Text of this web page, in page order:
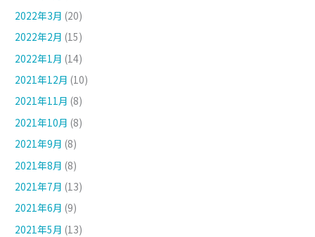
2022年3月 (20)
2022年2月 (15)
2022年1月 (14)
2021年12月 (10)
2021年11月 (8)
2021年10月 (8)
2021年9月 (8)
2021年8月 (8)
2021年7月 (13)
2021年6月 (9)
2021年5月 (13)